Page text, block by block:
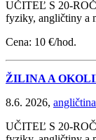
UČITEĽ S 20-
fyziky, angličtiny a
Cena: 10 €/hod.
ŽILINA A
8.6. 2026, angličtina
UČITEĽ S 20-